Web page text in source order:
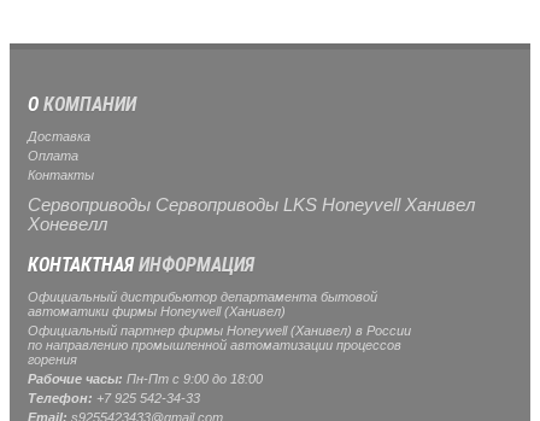
О КОМПАНИИ
Доставка
Оплата
Контакты
Сервоприводы Сервоприводы LKS Honeyvell Ханивел
Хоневелл
КОНТАКТНАЯИНФОРМАЦИЯ
Официальный дистрибьютор департамента бытовой
автоматики фирмы Honeywell (Ханивел)
Официальный партнер фирмы Honeywell (Ханивел) в России
по направлению промышленной автоматизации процессов
горения
Рабочие часы: Пн-Пт с 9:00 до 18:00
Телефон: +7 925 542-34-33
Email: s9255423433@gmail.com